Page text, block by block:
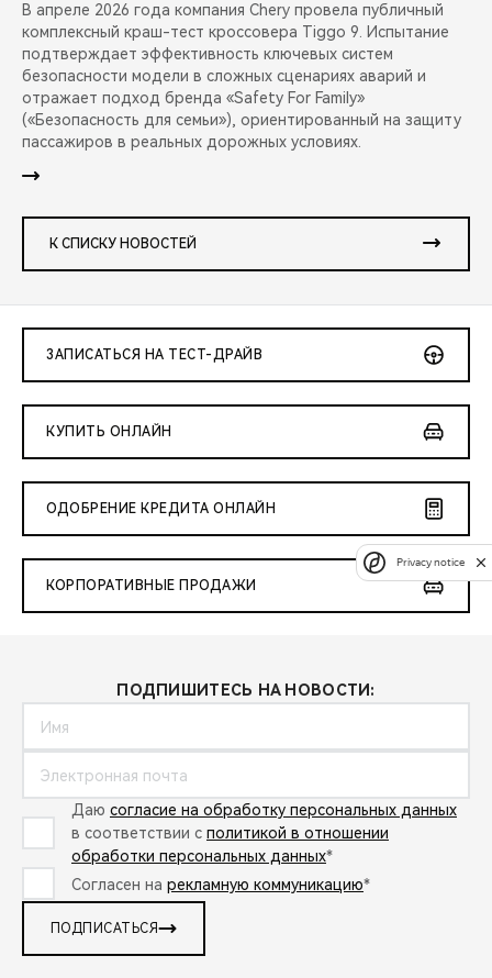
В апреле 2026 года компания Chery провела публичный
комплексный краш-тест кроссовера Tiggo 9. Испытание
подтверждает эффективность ключевых систем
безопасности модели в сложных сценариях аварий и
отражает подход бренда «Safety For Family»
(«Безопасность для семьи»), ориентированный на защиту
пассажиров в реальных дорожных условиях.
К СПИСКУ НОВОСТЕЙ
ЗАПИСАТЬСЯ НА ТЕСТ-ДРАЙВ
КУПИТЬ ОНЛАЙН
ОДОБРЕНИЕ КРЕДИТА ОНЛАЙН
КОРПОРАТИВНЫЕ ПРОДАЖИ
ПОДПИШИТЕСЬ НА НОВОСТИ:
Даю согласие на обработку персональных данных
в соответствии с политикой в отношении
обработки персональных данных*
Согласен на рекламную коммуникацию*
ПОДПИСАТЬСЯ
Privacy notice